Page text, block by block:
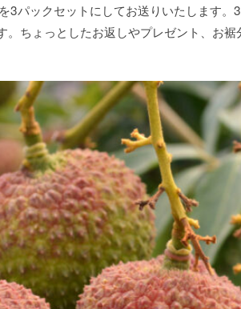
パックセットにしてお送りいたします
ちょっとしたお返しやプレゼント、お